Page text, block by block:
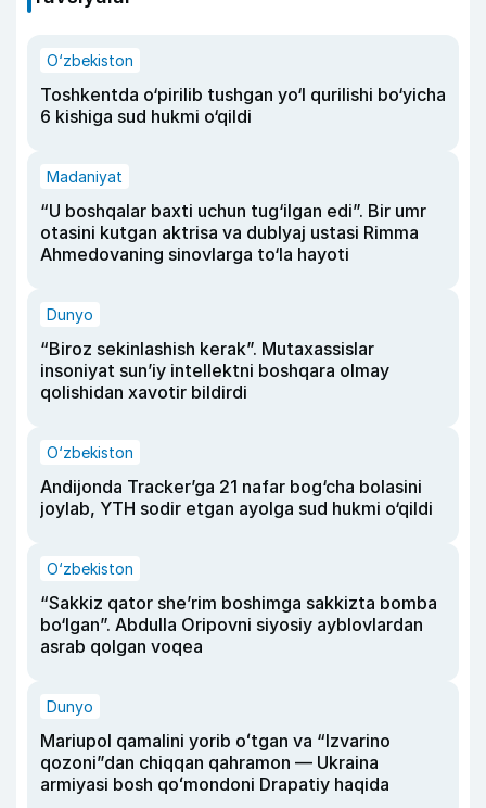
O‘zbekiston
Toshkentda o‘pirilib tushgan yo‘l qurilishi bo‘yicha
6 kishiga sud hukmi o‘qildi
Madaniyat
“U boshqalar baxti uchun tug‘ilgan edi”. Bir umr
otasini kutgan aktrisa va dublyaj ustasi Rimma
Ahmedovaning sinovlarga to‘la hayoti
Dunyo
“Biroz sekinlashish kerak”. Mutaxassislar
insoniyat sun’iy intellektni boshqara olmay
qolishidan xavotir bildirdi
O‘zbekiston
Andijonda Tracker’ga 21 nafar bog‘cha bolasini
joylab, YTH sodir etgan ayolga sud hukmi o‘qildi
O‘zbekiston
“Sakkiz qator she’rim boshimga sakkizta bomba
bo‘lgan”. Abdulla Oripovni siyosiy ayblovlardan
asrab qolgan voqea
Dunyo
Mariupol qamalini yorib oʻtgan va “Izvarino
qozoni”dan chiqqan qahramon — Ukraina
armiyasi bosh qoʻmondoni Drapatiy haqida